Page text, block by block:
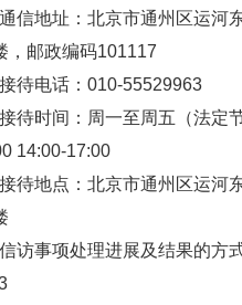
地址：北京市通州区运河
，邮政编码101117
电话：010-55529963
时间：周一至周五（法定节
14:00-17:00
地点：北京市通州区运河
事项处理进展及结果的方